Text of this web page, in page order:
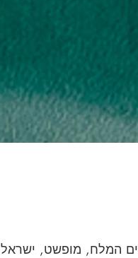
ים המלח, מופשט, ישראל